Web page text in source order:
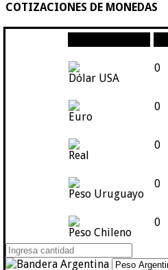
COTIZACIONES DE MONEDAS
Dólar USA
0
Euro
0
Real
0
Peso Uruguayo
0
Peso Chileno
0